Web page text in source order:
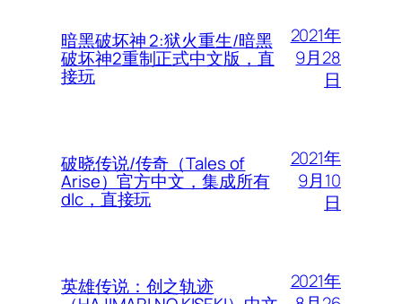
暗黑破坏神 2:狱火重生/暗黑
破坏神2重制正式中文版，直
接玩
2021年
9月28
日
破晓传说/传奇（Tales of
Arise）官方中文，集成所有
dlc，直接玩
2021年
9月10
日
英雄传说：创之轨迹
2021年